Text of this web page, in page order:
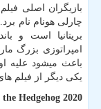
بازیگران اصلی
چارلی هونام نام
بریتانیا است و
امپراتوزی بزرگ
باعث میشود علیه
یکی دیگر از فیلم های
the Hedgehog 2020